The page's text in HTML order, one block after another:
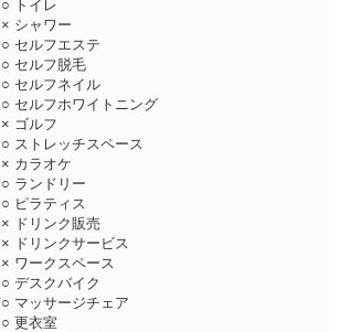
○ トイレ
× シャワー
○ セルフエステ
○ セルフ脱毛
○ セルフネイル
○ セルフホワイトニング
× ゴルフ
○ ストレッチスペース
× カラオケ
○ ランドリー
○ ピラティス
× ドリンク販売
× ドリンクサービス
× ワークスペース
○ デスクバイク
○ マッサージチェア
○ 更衣室